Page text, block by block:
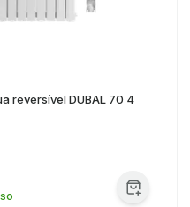
reversível DUBAL 70 4